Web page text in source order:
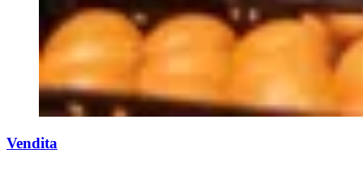
Vendita